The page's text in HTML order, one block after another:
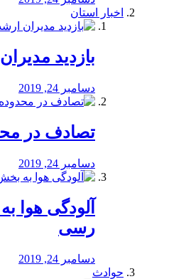
اخبار استان
بازدید
دسامبر 24, 2019
تصادف در
دسامبر 24, 2019
آلودگی هوا
رسی
دسامبر 24, 2019
حوادث